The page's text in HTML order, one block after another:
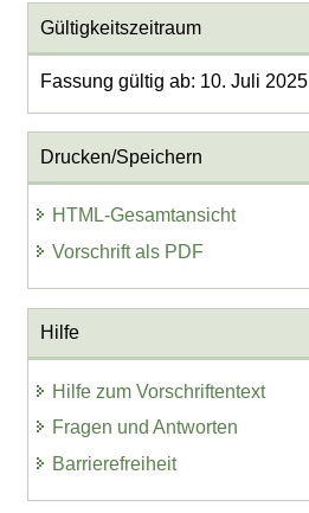
Gültigkeitszeitraum
Fassung gültig ab: 10. Juli 2025
Drucken/Speichern
HTML-Gesamtansicht
Vorschrift als PDF
Hilfe
Hilfe zum Vorschriftentext
Fragen und Antworten
Barrierefreiheit